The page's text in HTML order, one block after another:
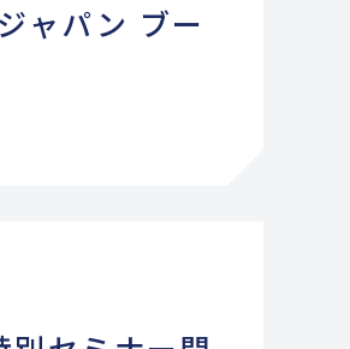
ャパン ブー